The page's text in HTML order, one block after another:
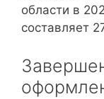
области в
составляет